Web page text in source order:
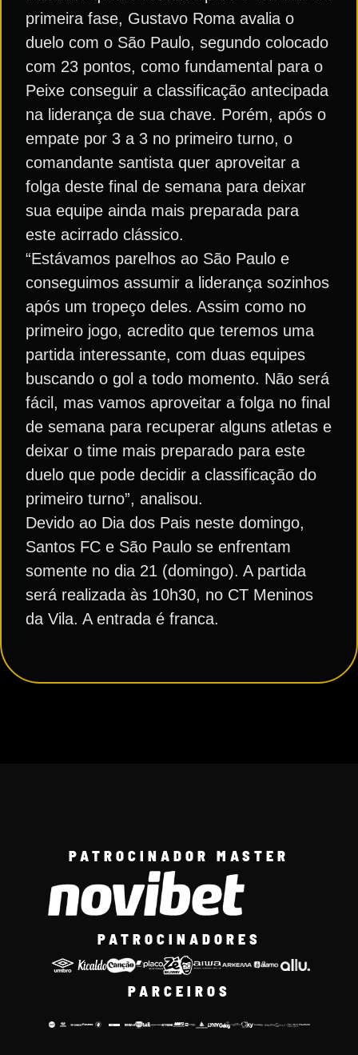
primeira fase, Gustavo Roma avalia o
duelo com o São Paulo, segundo colocado
com 23 pontos, como fundamental para o
Peixe conseguir a classificação antecipada
na liderança de sua chave. Porém, após o
empate por 3 a 3 no primeiro turno, o
comandante santista quer aproveitar a
folga deste final de semana para deixar
sua equipe ainda mais preparada para
este acirrado clássico.
“Estávamos parelhos ao São Paulo e
conseguimos assumir a liderança sozinhos
após um tropeço deles. Assim como no
primeiro jogo, acredito que teremos uma
partida interessante, com duas equipes
buscando o gol a todo momento. Não será
fácil, mas vamos aproveitar a folga no final
de semana para recuperar alguns atletas e
deixar o time mais preparado para este
duelo que pode decidir a classificação do
primeiro turno”, analisou.
Devido ao Dia dos Pais neste domingo,
Santos FC e São Paulo se enfrentam
somente no dia 21 (domingo). A partida
será realizada às 10h30, no CT Meninos
da Vila. A entrada é franca.
PATROCINADOR MASTER
PATROCINADORES
PARCEIROS